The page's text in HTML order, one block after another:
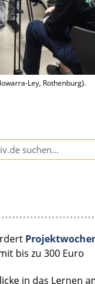
Ley, Rothenburg).
bis zu 300 Euro
in das Lernen